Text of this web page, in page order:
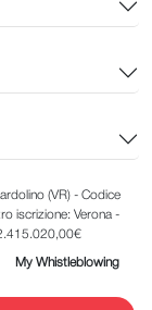
(VR) - Codice
iscrizione: Verona -
My Whistleblowing